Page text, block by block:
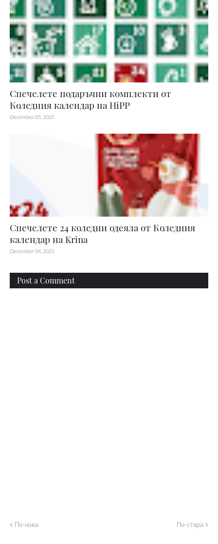
Спечелете подаръчни комплекти от
Коледния календар на HiPP
December 05, 2025
Спечелете 24 коледни одеяла от Коледния
календар на Krina
December 04, 2025
Post a Comment
По-нова По-стара